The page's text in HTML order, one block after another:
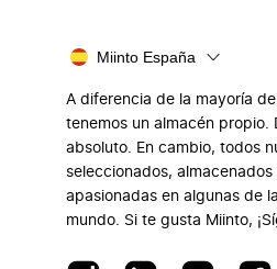
Miinto España
A diferencia de la mayoría
tenemos un almacén propio.
absoluto. En cambio, todos
seleccionados,
apasionadas en algunas de
mundo. Si te gusta Miinto,